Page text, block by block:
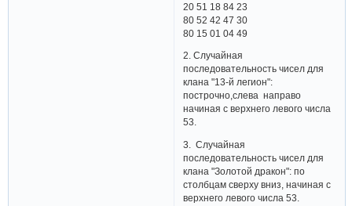
20 51 18 84 23
80 52 42 47 30
80 15 01 04 49
2. Случайная
последовательность чисел для
клана "13-й легион":
построчно,слева направо
начиная с верхнего левого числа
53.
3. Случайная
последовательность чисел для
клана "Золотой дракон": по
столбцам сверху вниз, начиная с
верхнего левого числа 53.